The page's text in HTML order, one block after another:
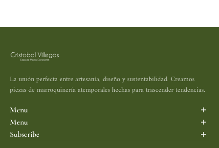
La unión perfecta entre artesanía, diseño y sustentabilidad. Creamos
piezas de marroquinería atemporales hechas para trascender tendencias.
Menu
Inicio
Porta Vinos
Menu
Search
Subscribe